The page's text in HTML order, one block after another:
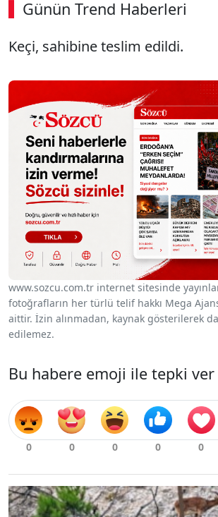
Günün Trend Haberleri
Keçi, sahibine teslim edildi.
www.sozcu.com.tr internet sitesinde
fotoğrafların her türlü telif hakkı Mega
aittir. İzin alınmadan, kaynak gösterilerek
edilemez.
Bu habere emoji ile tepki ver